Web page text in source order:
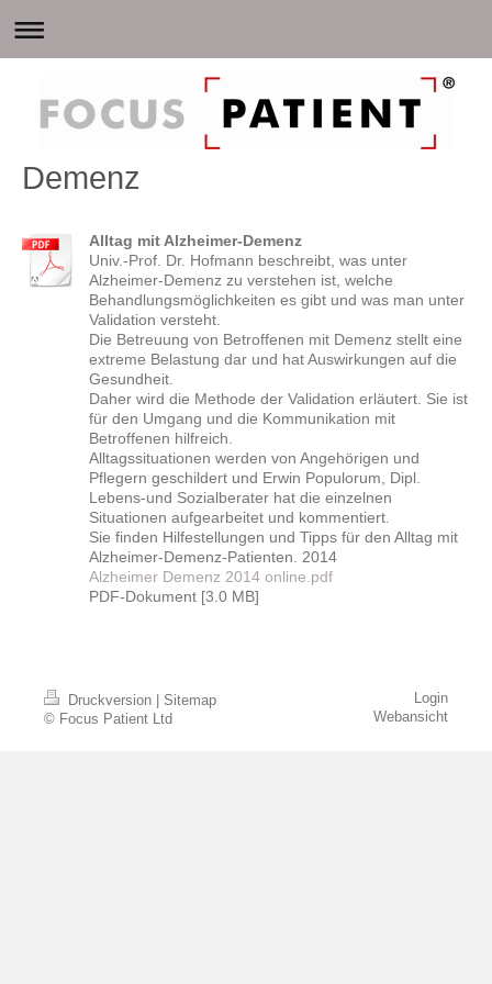
Demenz
Alltag mit Alzheimer-Demenz
Univ.-Prof. Dr. Hofmann beschreibt, was unter
Alzheimer-Demenz zu verstehen ist, welche
Behandlungsmöglichkeiten es gibt und was man unter
Validation versteht.
Die Betreuung von Betroffenen mit Demenz stellt eine
extreme Belastung dar und hat Auswirkungen auf die
Gesundheit.
Daher wird die Methode der Validation erläutert. Sie ist
für den Umgang und die Kommunikation mit
Betroffenen hilfreich.
Alltagssituationen werden von Angehörigen und
Pflegern geschildert und Erwin Populorum, Dipl.
Lebens-und Sozialberater hat die einzelnen
Situationen aufgearbeitet und kommentiert.
Sie finden Hilfestellungen und Tipps für den Alltag mit
Alzheimer-Demenz-Patienten. 2014
Alzheimer Demenz 2014 online.pdf
PDF-Dokument [3.0 MB]
Druckversion
Sitemap
© Focus Patient Ltd
Login
Webansicht